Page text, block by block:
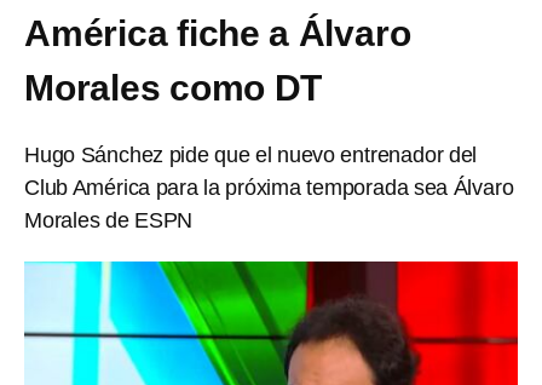
América fiche a Álvaro
Morales como DT
Hugo Sánchez pide que el nuevo entrenador del
Club América para la próxima temporada sea Álvaro
Morales de ESPN